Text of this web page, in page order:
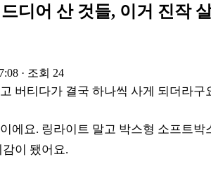
디어 산 것들, 이거 진작
· 조회 24
버티다가 결국 하나씩 사게 되더라
에요. 링라이트 말고 박스형 소프트
이 됐어요.